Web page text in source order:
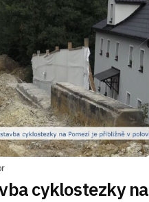
cyklostezky na